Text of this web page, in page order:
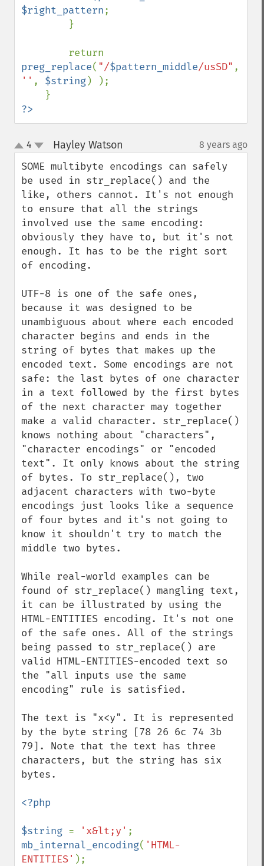
$right_pattern;
preg_replace( "/$pattern_middle/usSD"
'' , $string) );
?>
up
down
4 Hayley Watson 8 years ago
SOME multibyte encodings can safely
be used in str_replace() and the
like, others cannot. It's not enough
to ensure that all the strings
involved use the same encoding:
obviously they have to, but it's not
enough. It has to be the right sort
of encoding.
UTF-8 is one of the safe ones,
because it was designed to be
unambiguous about where each encoded
character begins and ends in the
string of bytes that makes up the
encoded text. Some encodings are not
safe: the last bytes of one character
in a text followed by the first bytes
of the next character may together
make a valid character. str_replace()
knows nothing about "characters",
"character encodings" or "encoded
text". It only knows about the string
of bytes. To str_replace(), two
adjacent characters with two-byte
encodings just looks like a sequence
of four bytes and it's not going to
know it shouldn't try to match the
middle two bytes.
While real-world examples can be
found of str_replace() mangling text,
it can be illustrated by using the
HTML-ENTITIES encoding. It's not one
of the safe ones. All of the strings
being passed to str_replace() are
valid HTML-ENTITIES-encoded text so
the "all inputs use the same
encoding" rule is satisfied.
The text is "x<y". It is represented
by the byte string [78 26 6c 74 3b
79]. Note that the text has three
characters, but the string has six
bytes.
<?php
$string = 'x&lt;y'
mb_internal_encoding( 'HTML-
ENTITIES' );